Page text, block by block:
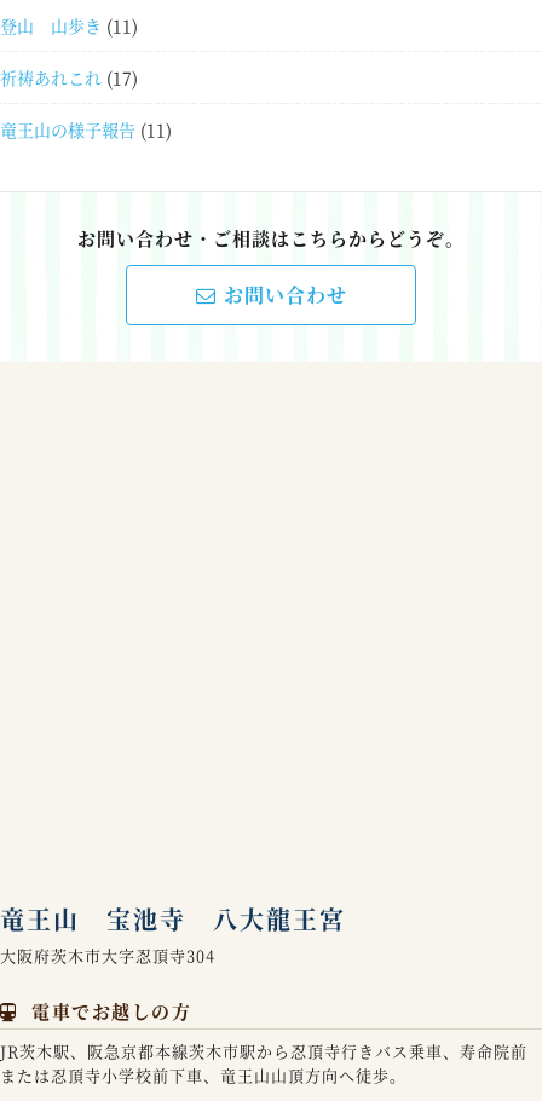
登山 山歩き (11)
祈祷あれこれ (17)
竜王山の様子報告 (11)
お問い合わせ・ご相談はこちらからどうぞ。
お問い合わせ
竜王山 宝池寺 八大龍王宮
大阪府茨木市大字忍頂寺304
電車でお越しの方
JR茨木駅、阪急京都本線茨木市駅から忍頂寺行きバス乗車、寿命院前
または忍頂寺小学校前下車、竜王山山頂方向へ徒歩。